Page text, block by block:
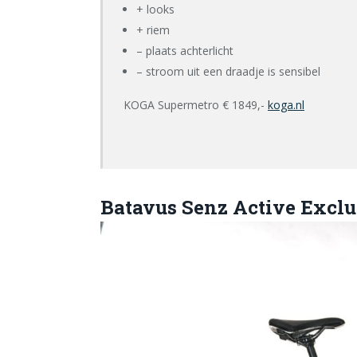
+ looks
+ riem
– plaats achterlicht
– stroom uit een draadje is sensibel
KOGA Supermetro € 1849,- koga.nl
Batavus Senz Active